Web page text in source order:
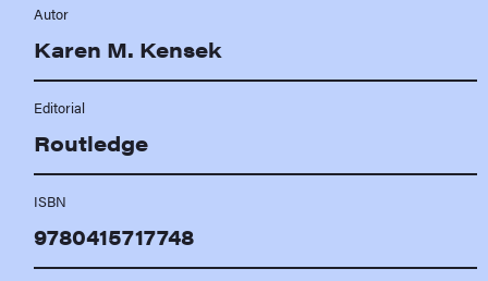
Autor
Karen M. Kensek
Editorial
Routledge
ISBN
9780415717748